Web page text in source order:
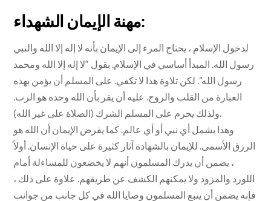
مهنة الإيمان الشهداء:
لدخول الإسلام ، يحتاج المرء إلى الإيمان بأنه لا إله إلا الله والنبي
رسول الله. المبدأ أساسي في الإسلام. بقول “لا إله إلا الله ومحمد
رسول الله”. لكن تلاوة هذا لا تكفي. على المسلم أن يؤمن بهذه
العبارة من القلب والروح. عليه أن يقر بأن الله وحده هو الرب.
وهذا يشمل أي نبي أو أي عالم. كما يفرض الإيمان أن الله هو
الرزق الأسمى. للإيمان بالشهادة آثار كثيرة على حياة الإنسان. أولاً
، يضمن أن يدرك المسلمون أنهم لا يخضعون للمساءلة أمام
اللورد والمزود ولا يمكنهم الكشف عن طريقهم. علاوة على ذلك ،
فإنه يضمن أن يتبع المسلمون وصايا الله في كل جانب من جوانب